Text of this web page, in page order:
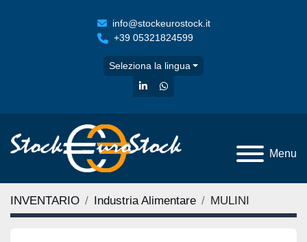
info@stockeurostock.it
+39 05321824599
Seleziona la lingua
linkedinwhatsapp
Menu
INVENTARIO Industria Alimentare MULINI